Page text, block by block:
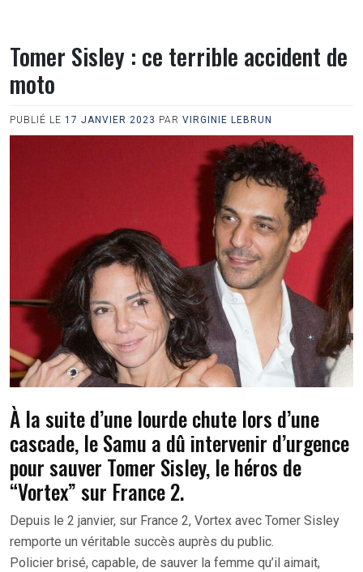
Tomer Sisley : ce terrible accident de
moto
PUBLIÉ LE 17 JANVIER 2023 PAR VIRGINIE LEBRUN
À la suite d’une lourde chute lors d’une
cascade, le Samu a dû intervenir d’urgence
pour sauver Tomer Sisley, le héros de
“Vortex” sur France 2.
Depuis le 2 janvier, sur France 2, Vortex avec Tomer Sisley
remporte un véritable succès auprès du public.
Policier brisé, capable, de sauver la femme qu’il aimait,